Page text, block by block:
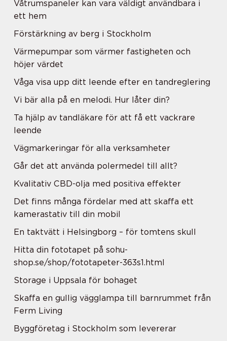
Våtrumspaneler kan vara väldigt användbara i
ett hem
Förstärkning av berg i Stockholm
Värmepumpar som värmer fastigheten och
höjer värdet
Våga visa upp ditt leende efter en tandreglering
Vi bär alla på en melodi. Hur låter din?
Ta hjälp av tandläkare för att få ett vackrare
leende
Vägmarkeringar för alla verksamheter
Går det att använda polermedel till allt?
Kvalitativ CBD-olja med positiva effekter
Det finns många fördelar med att skaffa ett
kamerastativ till din mobil
En taktvätt i Helsingborg – för tomtens skull
Hitta din fototapet på sohu-
shop.se/shop/fototapeter-363s1.html
Storage i Uppsala för bohaget
Skaffa en gullig vägglampa till barnrummet från
Ferm Living
Byggföretag i Stockholm som levererar